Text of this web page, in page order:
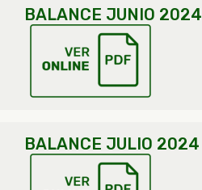
BALANCE JUNIO 2024
BALANCE JULIO 2024